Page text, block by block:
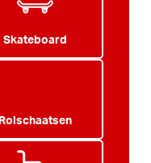
Skateboard
Rolschaatsen